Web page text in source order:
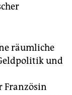
räumliche
und
Französin